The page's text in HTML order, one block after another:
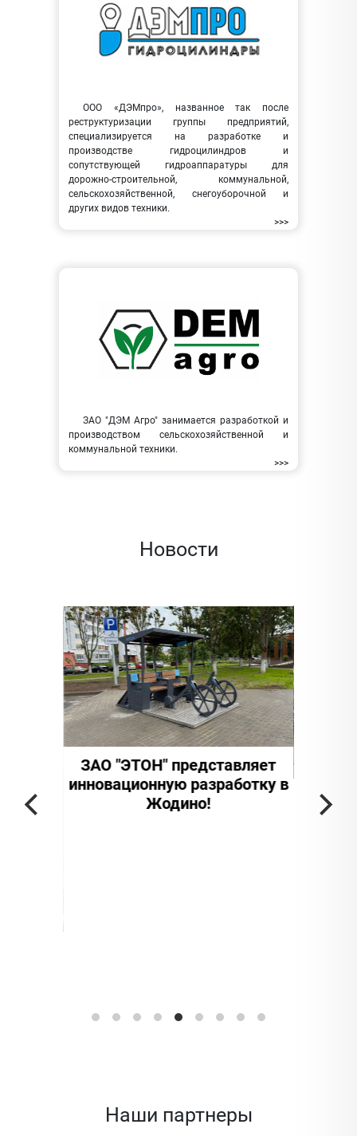
ООО «ДЭМпро», названное так после
реструктуризации группы предприятий,
специализируется на разработке и
производстве гидроцилиндров и
сопутствующей гидроаппаратуры для
дорожно-строительной, коммунальной,
сельскохозяйственной, снегоуборочной и
других видов техники.
>>>
ЗАО "ДЭМ Агро" занимается разработкой и
производством сельскохозяйственной и
коммунальной техники.
>>>
Новости
ЗАО "ЭТОН" представляет
инновационную разработку в
Жодино!
Наши партнеры